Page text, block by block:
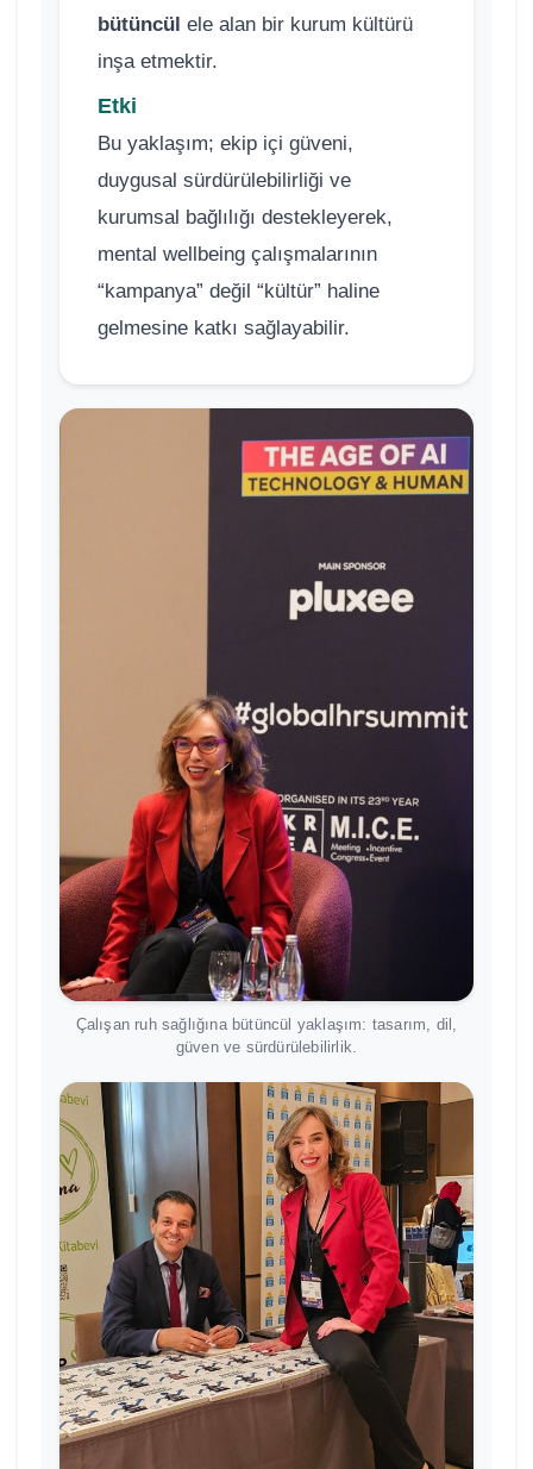
bütüncül ele alan bir kurum kültürü
inşa etmektir.
Etki
Bu yaklaşım; ekip içi güveni,
duygusal sürdürülebilirliği ve
kurumsal bağlılığı destekleyerek,
mental wellbeing çalışmalarının
“kampanya” değil “kültür” haline
gelmesine katkı sağlayabilir.
Çalışan ruh sağlığına bütüncül yaklaşım: tasarım, dil,
güven ve sürdürülebilirlik.